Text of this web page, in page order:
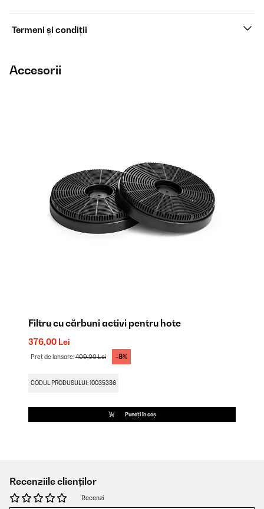
Termeni și condiții
Accesorii
Filtru cu cărbuni activi pentru hote
376,00 Lei
Preț de lansare:409,00 Lei -8%
CODUL PRODUSULUI: 10035386
Puneți în coș
Recenziile clienților
Recenzi